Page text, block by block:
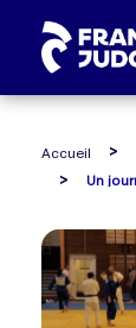
Accueil